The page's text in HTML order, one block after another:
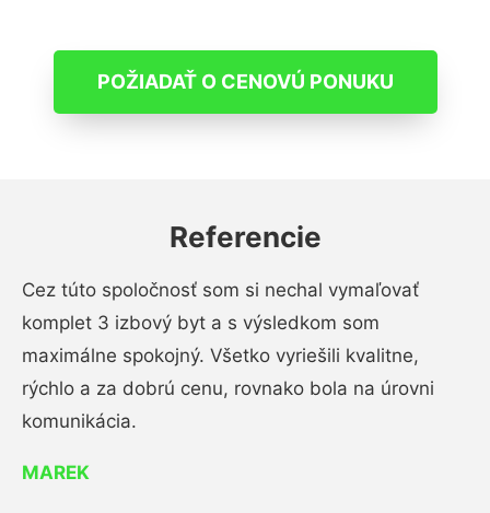
POŽIADAŤ O CENOVÚ PONUKU
Referencie
Cez túto spoločnosť som si nechal vymaľovať
komplet 3 izbový byt a s výsledkom som
maximálne spokojný. Všetko vyriešili kvalitne,
rýchlo a za dobrú cenu, rovnako bola na úrovni
komunikácia.
MAREK